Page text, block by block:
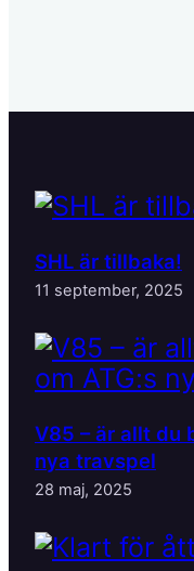
SHL är tillbaka!
11 september, 2025
V85 – är allt du
nya travspel
28 maj, 2025